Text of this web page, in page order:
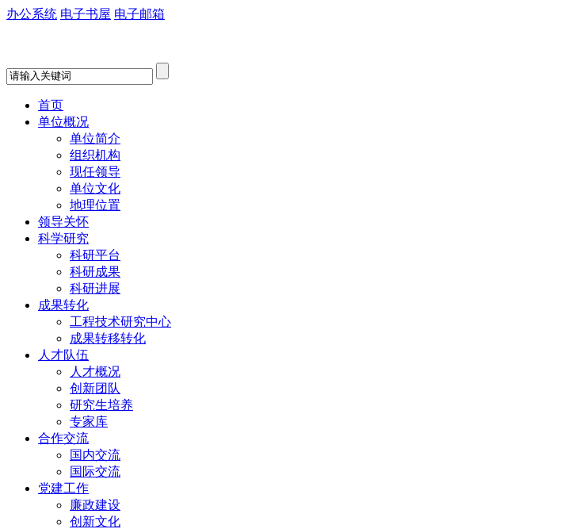
办公系统 电子书屋 电子邮箱
首页
单位概况
单位简介
组织机构
现任领导
单位文化
地理位置
领导关怀
科学研究
科研平台
科研成果
科研进展
成果转化
工程技术研究中心
成果转移转化
人才队伍
人才概况
创新团队
研究生培养
专家库
合作交流
国内交流
国际交流
党建工作
廉政建设
创新文化